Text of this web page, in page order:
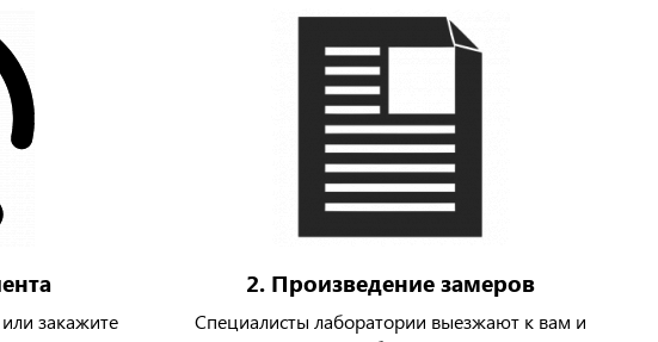
закажите
2. Произведение замеров
Специалисты лаборатории выезжают к вам и